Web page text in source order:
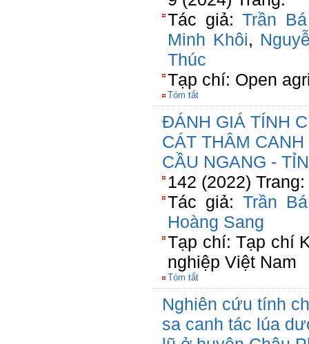
Tác giả:Trần
Minh Khôi,
Thúc
Tạp chí: Open
Tóm tắt
ĐÁNH GIÁ TÍNH
CÁT THÂM
CẦU NGANG -
142 (2022)
Tác giả: Trần
Hoàng Sang
Tạp chí: Tạp chí
nghiệp Việt Nam
Tóm tắt
Nghiên cứu tính
sa canh tác lúa